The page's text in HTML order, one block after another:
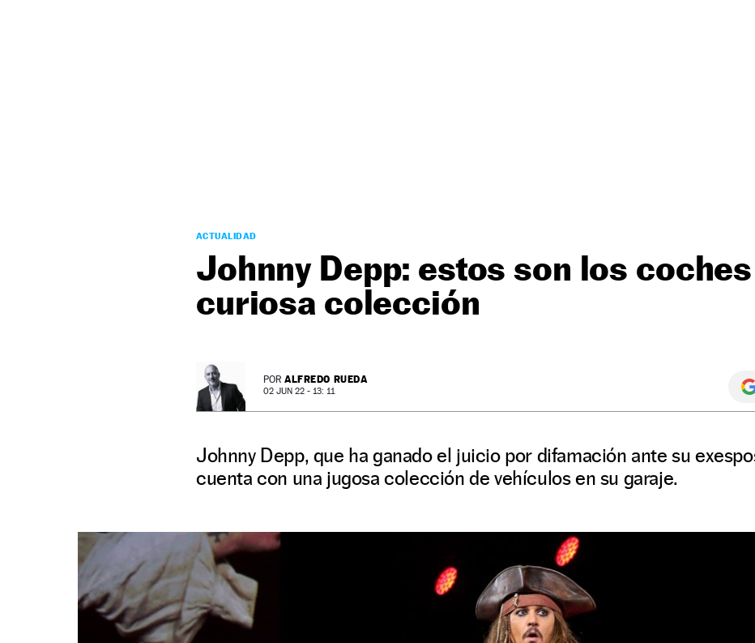
ACTUALIDAD
Johnny Depp: estos son los
curiosa colección
POR ALFREDO RUEDA
02 JUN 22 - 13: 11
Johnny Depp, que ha ganado el juicio por difamación ante su
cuenta con una jugosa colección de vehículos en su garaje.